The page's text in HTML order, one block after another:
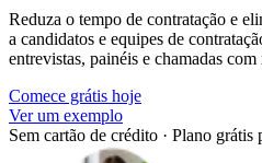
Reduza o tempo de contratação e
a candidatos e equipes de
entrevistas, painéis e chamadas
Comece grátis hoje
Ver um exemplo
Sem cartão de crédito · Plano grátis